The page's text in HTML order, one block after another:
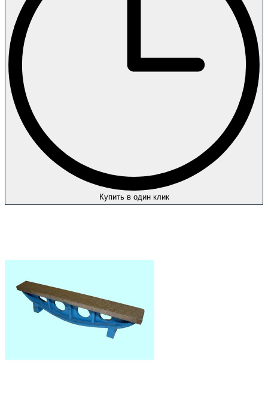
Купить в один клик